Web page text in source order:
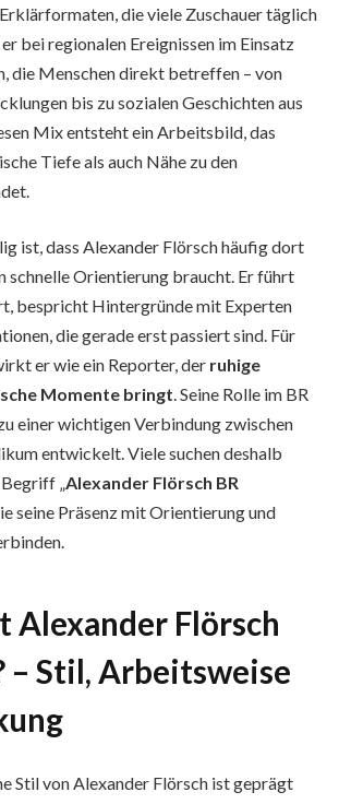
die viele Zuschauer täglich
bei regionalen Ereignissen im Einsatz
die Menschen direkt betreffen – von
bis zu sozialen Geschichten aus
Mix entsteht ein Arbeitsbild, das
Tiefe als auch Nähe zu den
ist, dass Alexander Flörsch häufig dort
schnelle Orientierung braucht. Er führt
bespricht Hintergründe mit Experten
die gerade erst passiert sind. Für
er wie ein Reporter, der ruhige
Momente bringt. Seine Rolle im BR
einer wichtigen Verbindung zwischen
entwickelt. Viele suchen deshalb
„Alexander Flörsch BR
seine Präsenz mit Orientierung und
Alexander Flörsch
– Stil, Arbeitsweise
Stil von Alexander Flörsch ist geprägt